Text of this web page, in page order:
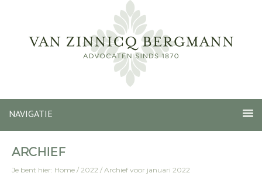
NAVIGATIE
ARCHIEF
Je bent hier: Home / 2022 / Archief voor januari 2022